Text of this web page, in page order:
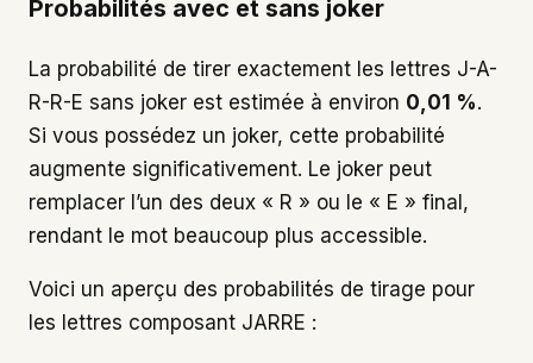
Probabilités avec et sans joker
La probabilité de tirer exactement les lettres J-A-
R-R-E sans joker est estimée à environ 0,01 %.
Si vous possédez un joker, cette probabilité
augmente significativement. Le joker peut
remplacer l’un des deux « R » ou le « E » final,
rendant le mot beaucoup plus accessible.
Voici un aperçu des probabilités de tirage pour
les lettres composant JARRE :